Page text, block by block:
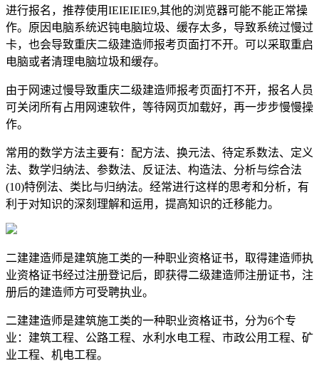
进行报名，推荐使用IEIEIEIE9,其他的浏览器可能不能正常操
作。原因电脑系统迟钝电脑垃圾、缓存太多，导致系统过慢过
卡，也会导致重庆二级建造师报考页面打不开。可以采取重启
电脑或者清理电脑垃圾和缓存。
由于网速过慢导致重庆二级建造师报考页面打不开，报名人员
可关闭所有占用网速软件，等待网页加载好，再一步步慢慢操
作。
常用的数学方法主要有：配方法、换元法、待定系数法、定义
法、数学归纳法、参数法、反证法、构造法、分析与综合法
(10)特例法、类比与归纳法。经常进行这样的思考和分析，有
利于对知识的深刻理解和运用，提高知识的迁移能力。
二建建造师是建筑施工类的一种职业资格证书，取得建造师执
业资格证书经过注册登记后，即获得二级建造师注册证书，注
册后的建造师方可受聘执业。
二建建造师是建筑施工类的一种职业资格证书，分为6个专
业：建筑工程、公路工程、水利水电工程、市政公用工程、矿
业工程、机电工程。